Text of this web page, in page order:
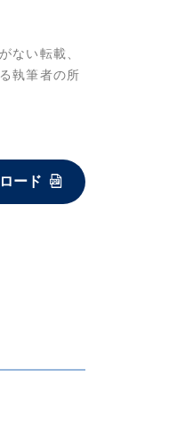
ない転載、
執筆者の所
ード